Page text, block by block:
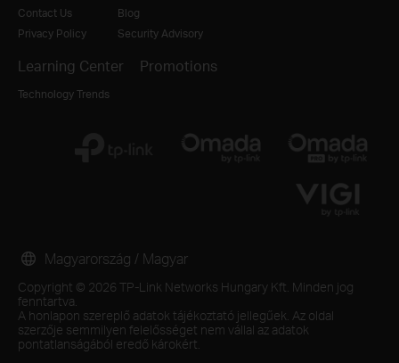
Contact Us
Privacy Policy
Blog
Security Advisory
Learning Center
Technology Trends
Promotions
Copyright © 2026 TP-Link Networks Hungary Kft. Minden jog
fenntartva.
A honlapon szereplő adatok tájékoztató jellegűek. Az oldal
szerzője semmilyen felelősséget nem vállal az adatok
pontatlanságából eredő károkért.
Magyarország / Magyar